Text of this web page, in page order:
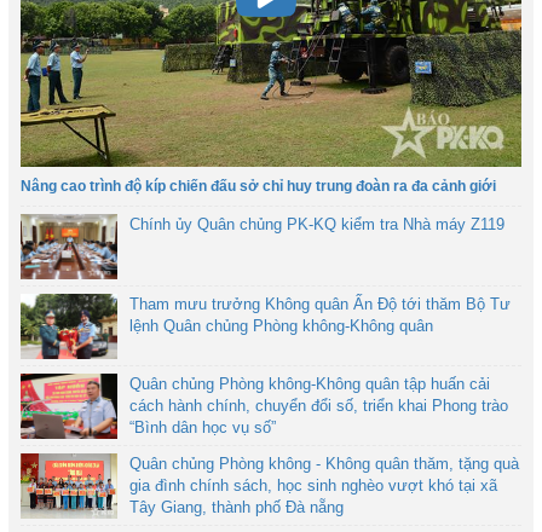
Nâng cao trình độ kíp chiến đấu sở chỉ huy trung đoàn ra đa cảnh giới
Chính ủy Quân chủng PK-KQ kiểm tra Nhà máy Z119
Tham mưu trưởng Không quân Ấn Độ tới thăm Bộ Tư
lệnh Quân chủng Phòng không-Không quân
Quân chủng Phòng không-Không quân tập huấn cải
cách hành chính, chuyển đổi số, triển khai Phong trào
“Bình dân học vụ số”
Quân chủng Phòng không - Không quân thăm, tặng quà
gia đình chính sách, học sinh nghèo vượt khó tại xã
Tây Giang, thành phố Đà nẵng